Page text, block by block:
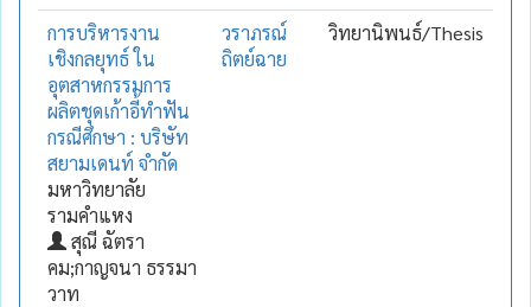
การบริหารงาน
เชิงกลยุทธ์ ใน
อุตสาหกรรมการ
ผลิตชุดเก้าอี้ทำฟัน
กรณีศึกษา : บริษัท
สยามเดนท์ จำกัด
มหาวิทยาลัย
รามคำแหง
สุณี ฉัตรา
คม;กาญจนา ธรรมา
วาท
วราภรณ์
ถิตย์ฉาย
วิทยานิพนธ์/Thesis